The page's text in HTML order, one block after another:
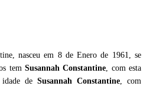
nasceu em 8 de Enero de 1961, se
tem Susannah Constantine, com esta
de Susannah Constantine, com